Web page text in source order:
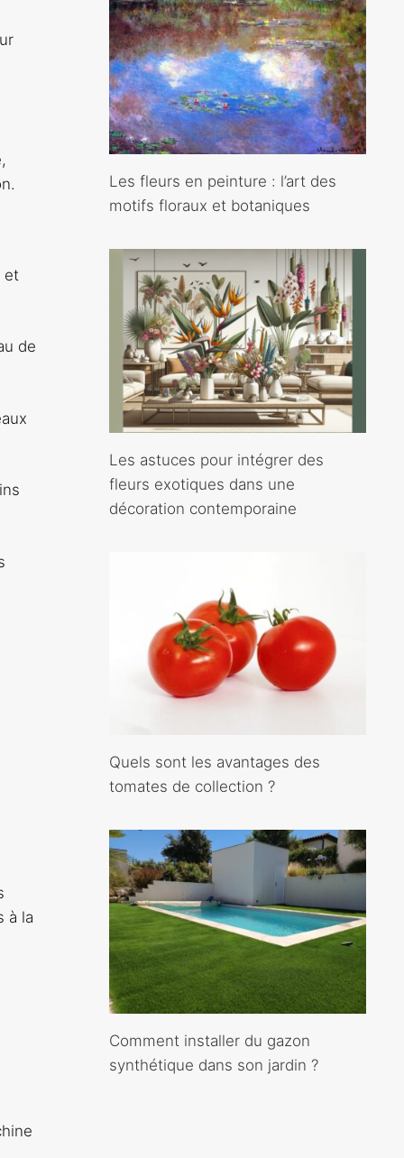
et
de
à la
Les fleurs en peinture : l’art des
motifs floraux et botaniques
Les astuces pour intégrer des
fleurs exotiques dans une
décoration contemporaine
Quels sont les avantages des
tomates de collection ?
Comment installer du gazon
synthétique dans son jardin ?